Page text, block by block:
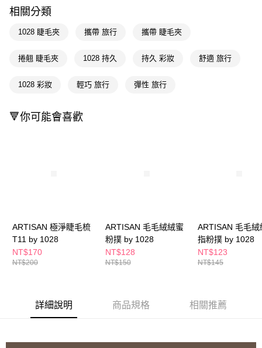
１．於結帳方式選擇「AFTEE先享後付」後，將跳轉至「AFTEE先享後付」
結帳頁面，進行簡訊認證並確認金額後，即可完成結帳。
３．收到繳費通知簡訊後14天內，點擊此簡訊中的連結，可透過四大超商／
※ 請注意：結帳手續完成當下不需立刻繳費，但若您需要取消訂單，請聯絡
※ 交易是否成功請以「AFTEE先享後付 」之結帳頁面顯示為準，若有關於
客戶支援中心」
https://netprotections.freshdesk.com/support/home
４．使用「AFTEE先享後付」時，將依據個別帳號之用戶狀況，依本公司即
時審查核予不同之上限額度；若仍有額度不足之情形，本公司將視審查結果
請求用戶進行身份認證。
５．嚴禁一人註冊多個帳號或使用他人資訊註冊。若發現惡意使用之情形，
恩沛科技股份有限公司將有權停止該用戶之使用額度並採取法律行動。
付款後全家取貨
每筆NT$65，滿NT$390(含以上)免運費
付款後萊爾富取貨
付款後寶雅門市自取(由倉庫統一出貨)
每筆NT$80，滿NT$290(含以上)免運費
相關分類
1028 睫毛夾 攜帶 旅行 攜帶 睫毛夾
捲翹 睫毛夾 1028 持久 持久 彩妝 舒適 旅行
1028 彩妝 輕巧 旅行 彈性 旅行
🔻你可能會喜歡
ARTISAN 極淨睫毛梳
T11 by 1028
NT$170
NT$200
ARTISAN 毛毛絨絨蜜
粉撲 by 1028
NT$128
NT$150
ARTISAN 毛毛絨
指粉撲 by 1028
NT$123
NT$145
詳細說明 商品規格 相關推薦